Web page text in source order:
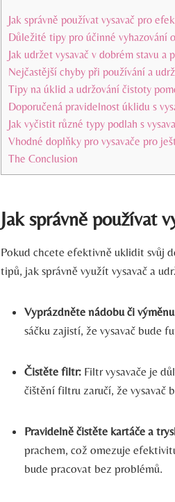
Jak správně používat vysavač pro
Důležité tipy pro účinné vyhazování
Jak udržet vysavač v dobrém stavu
Nejčastější chyby při používání a
Tipy na úklid a udržování čistoty
Doporučená pravidelnost úklidu s
Jak vyčistit různé typy podlah s
Vhodné doplňky pro vysavače pro
The Conclusion
Jak správně používat
Pokud chcete efektivně uklidit svůj
tipů, jak správně využít vysavač a
Vyprázdněte nádobu či
sáčku zajistí, že vysavač bude
Čistěte filtr: Filtr vysavače je
čištění filtru zaručí, že vysavač
Pravidelně čistěte kartáče a
prachem, což omezuje
bude pracovat bez problémů.